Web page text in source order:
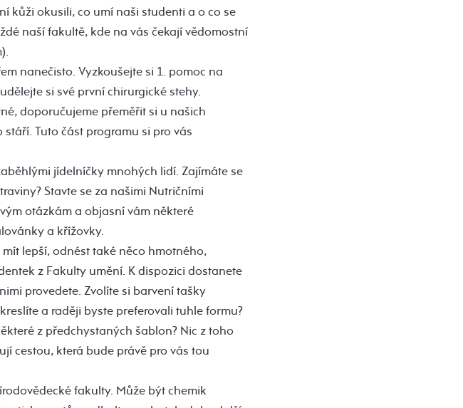
kůži okusili, co umí naši studenti a o co se
naší fakultě, kde na vás čekají vědomostní
nanečisto. Vyzkoušejte si 1. pomoc na
si své první chirurgické stehy.
doporučujeme přeměřit si u našich
Tuto část programu si pro vás
jídelníčky mnohých lidí. Zajímáte se
Stavte se za našimi Nutričními
otázkám a objasní vám některé
a křížovky.
lepší, odnést také něco hmotného,
z Fakulty umění. K dispozici dostanete
provedete. Zvolíte si barvení tašky
a raději byste preferovali tuhle formu?
z předchystaných šablon? Nic z toho
cestou, která bude právě pro vás tou
fakulty. Může být chemik